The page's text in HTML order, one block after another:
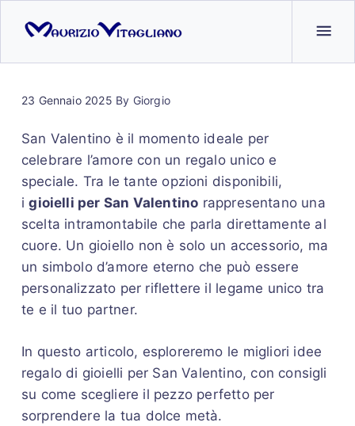
23 Gennaio 2025 By Giorgio
San Valentino è il momento ideale per
celebrare l’amore con un regalo unico e
speciale. Tra le tante opzioni disponibili,
igioielli per San Valentino rappresentano una
scelta intramontabile che parla direttamente al
cuore. Un gioiello non è solo un accessorio, ma
un simbolo d’amore eterno che può essere
personalizzato per riflettere il legame unico tra
te e il tuo partner.
In questo articolo, esploreremo le migliori idee
regalo di gioielli per San Valentino, con consigli
su come scegliere il pezzo perfetto per
sorprendere la tua dolce metà.